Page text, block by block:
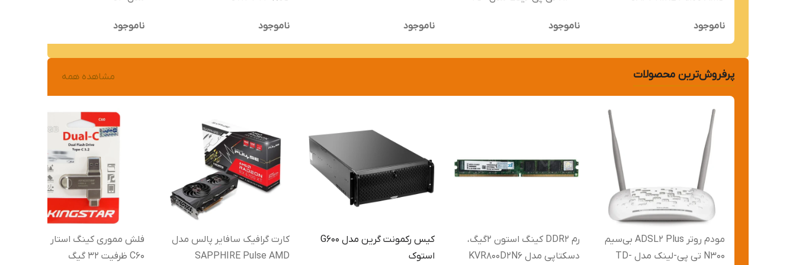
ناموجود
ناموجود
ناموجود ناموجود ناموجود
پرفروش‌ترین محصولات مشاهده همه
مودم روتر ADSL2 Plus بی‌سیم
N300 تی پی-لینک مدل TD-
رم DDR2 کینگ استون 2گیگ،
دسکتاپی مدل KVR800D2N6
کیس رکمونت گرین مدل G600
استوک
کارت گرافیک سافایر پالس مدل
SAPPHIRE Pulse AMD
فلش مموری کینگ استار مدل
C60 ظرفیت 32 گیگ